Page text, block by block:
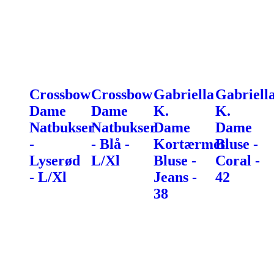
Crossbow
Dame
Natbukser
-
Lyserød
- L/Xl
Crossbow
Dame
Natbukser
- Blå -
L/Xl
Gabriella
K.
Dame
Kortærmet
Bluse -
Jeans -
38
K.
Dame
Bluse -
Coral -
42